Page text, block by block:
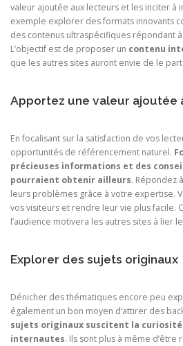
valeur ajoutée aux lecteurs et les inciter à
exemple explorer des formats innovants
des contenus ultraspécifiques répondant
L’objectif est de proposer un contenu
que les autres sites auront envie de le
Apportez une valeur ajoutée
En focalisant sur la satisfaction de vos
opportunités de référencement naturel.
précieuses informations et des
pourraient obtenir ailleurs. Répondez
leurs problèmes grâce à votre expertise.
vos visiteurs et rendre leur vie plus facile.
l’audience motivera les autres sites à lier
Explorer des sujets originaux
Dénicher des thématiques encore peu
également un bon moyen d’attirer des
sujets originaux suscitent la
internautes. Ils sont plus à même d’être